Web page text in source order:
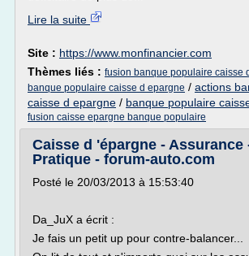
Lire la suite
Site : https://www.monfinancier.com
Thèmes liés : fusion banque populaire caisse
banque populaire caisse d epargne / actions
caisse d epargne / banque populaire
fusion caisse epargne banque populaire
Caisse d 'épargne - Assurance
Pratique - forum-auto.com
Posté le 20/03/2013 à 15:53:40
Da_JuX a écrit :
Je fais un petit up pour contre-balancer...